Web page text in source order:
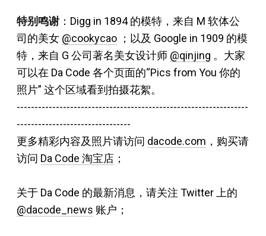
特别鸣谢 ：Digg in 1894 的模特， 来自 M 软体公
司的美女 @cookycao ；以及 Google in 1909 的模
特，来自 G 公司著名美女设计师 @qinjing 。 大家
可以在 Da Code 各个页面的“Pics from You 你的
照片” 这个区域看到拍摄花絮。
-----------------------------------------------------------------
--------------------------------
更多精彩内容及照片请访问 dacode.com ，购买请
访问 Da Code 淘宝店 ；
关于 Da Code 的最新消息，请关注 Twitter 上的
@dacode_news 账户；